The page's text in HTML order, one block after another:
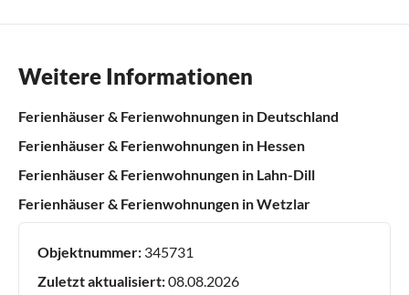
Weitere Informationen
Ferienhäuser & Ferienwohnungen in Deutschland
Ferienhäuser & Ferienwohnungen in Hessen
Ferienhäuser & Ferienwohnungen in Lahn-Dill
Ferienhäuser & Ferienwohnungen in Wetzlar
Objektnummer: 345731
Zuletzt aktualisiert:08.08.2026